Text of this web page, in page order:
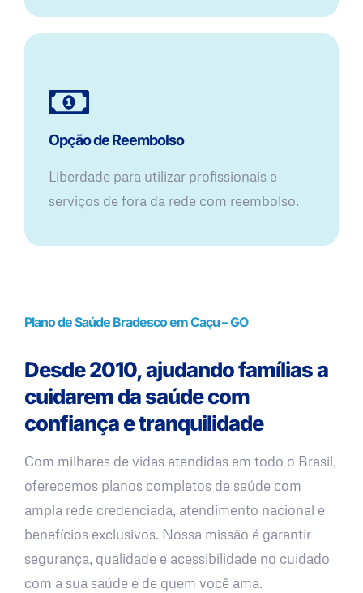
Opção de Reembolso
Liberdade para utilizar profissionais e
serviços de fora da rede com reembolso.
Plano de Saúde Bradesco em Caçu – GO
Desde 2010, ajudando famílias a
cuidarem da saúde com
confiança e tranquilidade
Com milhares de vidas atendidas em todo o Brasil,
oferecemos planos completos de saúde com
ampla rede credenciada, atendimento nacional e
benefícios exclusivos. Nossa missão é garantir
segurança, qualidade e acessibilidade no cuidado
com a sua saúde e de quem você ama.